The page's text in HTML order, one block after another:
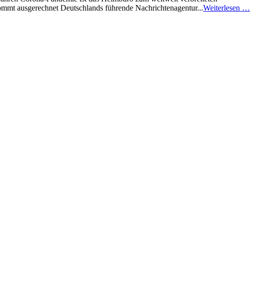
ausgerechnet Deutschlands führende Nachrichtenagentur...Weiterlesen …